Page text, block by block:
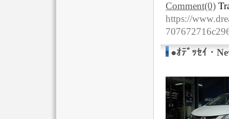
Comment(0)
https://
●ｵﾃﾞｯｾｲ・